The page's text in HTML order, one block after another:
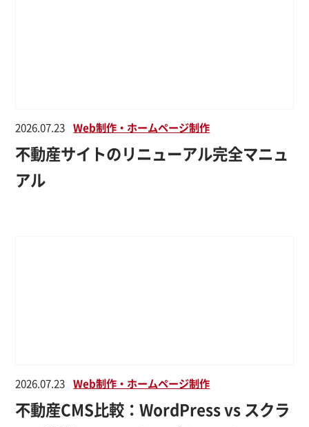
2026.07.23 Web制作・ホームページ制作
不動産サイトのリニューアル完全マニュ
アル
2026.07.23 Web制作・ホームページ制作
不動産CMS比較：WordPress vs スクラ